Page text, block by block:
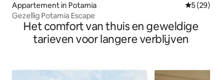
Appartement in Potamia
5 (29)
Gezellig Potamia Escape
Het comfort van thuis en geweldige
tarieven voor langere verblijven